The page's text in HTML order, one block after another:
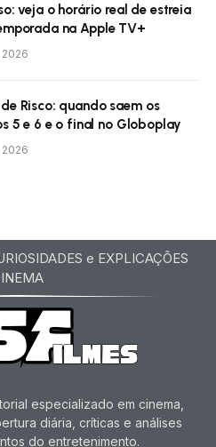
veja o horário real de estreia
na Apple TV+
Risco: quando saem os
5 e 6 e o final no Globoplay
e EXPLICAÇÕES
especializado em cinema,
diária, críticas e análises
do entretenimento.